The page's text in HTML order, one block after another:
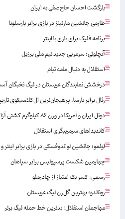
بازگشت احسان حاج‌صفی به ایران
طارمی جانشین مارتینز در بازی برابر بارسلونا
برنامه فلیک برای بازی با اینتر
آنچلوتی؛ سرمربی جدید تیم ملی برزیل
استقلال به دنبال مامه تیام
درخشش نمایندگان عربستان در لیگ نخبگان آسیا
رئال برابر بارسا؛ پرهیجان‌‌ترین ال‌کلاسیکوی تاریخ
دوئل ایران و آمریکا در وزن ۸۶ کیلوگرم کشتی آزاد
کاندیداهای سرمربیگری استقلال
اولمو؛ جانشین لواندوفسکی در بازی برابر اینتر و
چهارمین شکست پرسپولیس برابر سپاهان
رسمی: کسر یک امتیاز از چادرملو
رونالدو؛ بهترین گل‌زن لیگ عربستان
مهاجمان استقلال؛ بدترین خط حمله لیگ برتر